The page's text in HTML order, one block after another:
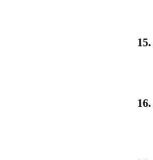
15.
16.